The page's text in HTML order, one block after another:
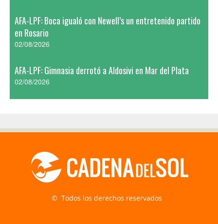
AFA-LPF: Boca igualó con Newell’s un entretenido partido
en Rosario
02/08/2026
AFA-LPF: Gimnasia derrotó a Aldosivi en Mar del Plata
02/08/2026